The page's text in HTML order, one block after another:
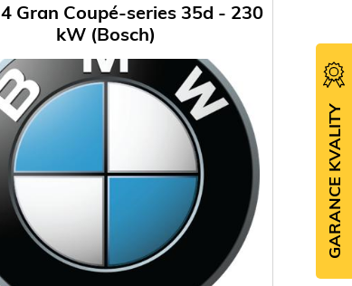
Gran Coupé-series 35d - 230
kW (Bosch)
GARANCE KVALITY